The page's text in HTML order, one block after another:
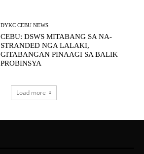
DYKC CEBU NEWS
CEBU: DSWS MITABANG SA NA-
STRANDED NGA LALAKI,
GITABANGAN PINAAGI SA BALIK
PROBINSYA
Load more